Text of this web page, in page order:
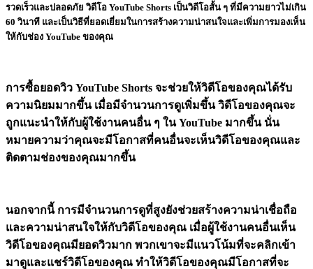
รวดเร็วและปลอดภัย วิดีโอ YouTube Shorts เป็นวิดีโอสั้น ๆ ที่มีความยาวไม่เกิน
60 วินาที และเป็นวิธีที่ยอดเยี่ยมในการสร้างความน่าสนใจและเพิ่มการมองเห็น
ให้กับช่อง YouTube ของคุณ
การซื้อยอดวิว YouTube Shorts จะช่วยให้วิดีโอของคุณได้รับ
ความนิยมมากขึ้น เมื่อมีจำนวนการดูเพิ่มขึ้น วิดีโอของคุณจะ
ถูกแนะนำให้กับผู้ใช้งานคนอื่น ๆ ใน YouTube มากขึ้น นั่น
หมายความว่าคุณจะมีโอกาสที่คนอื่นจะเห็นวิดีโอของคุณและ
ติดตามช่องของคุณมากขึ้น
นอกจากนี้ การมีจำนวนการดูที่สูงยังช่วยสร้างความน่าเชื่อถือ
และความน่าสนใจให้กับวิดีโอของคุณ เมื่อผู้ใช้งานคนอื่นเห็น
วิดีโอของคุณมียอดวิวมาก พวกเขาจะมีแนวโน้มที่จะคลิกเข้า
มาดูและแชร์วิดีโอของคุณ ทำให้วิดีโอของคุณมีโอกาสที่จะ